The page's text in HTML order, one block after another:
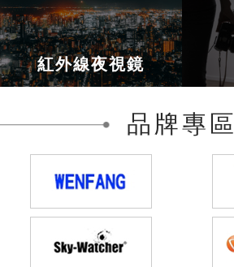
紅外線夜視鏡
品牌專區